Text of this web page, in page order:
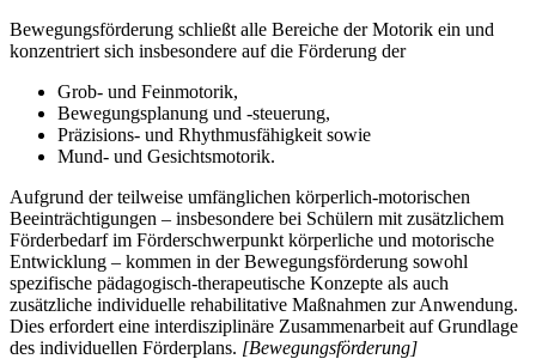
Bewegungsförderung schließt alle Bereiche der Motorik ein und
konzentriert sich insbesondere auf die Förderung der
Grob- und Feinmotorik,
Bewegungsplanung und -steuerung,
Präzisions- und Rhythmusfähigkeit sowie
Mund- und Gesichtsmotorik.
Aufgrund der teilweise umfänglichen körperlich-motorischen
Beeinträchtigungen – insbesondere bei Schülern mit zusätzlichem
Förderbedarf im Förderschwerpunkt körperliche und motorische
Entwicklung – kommen in der Bewegungsförderung sowohl
spezifische pädagogisch-therapeutische Konzepte als auch
zusätzliche individuelle rehabilitative Maßnahmen zur Anwendung.
Dies erfordert eine interdisziplinäre Zusammenarbeit auf Grundlage
des individuellen Förderplans. [Bewegungsförderung]